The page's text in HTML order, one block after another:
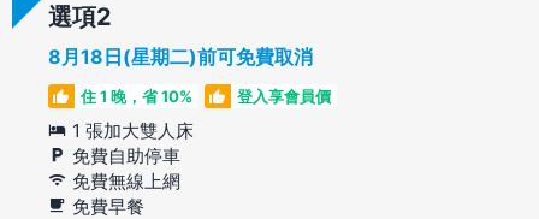
選項
8月18日(星期二)前可免費取消
住 1 晚，省 10% 登入享會員價
1 張加大雙人床
免費自助停車
免費無線上網
免費早餐